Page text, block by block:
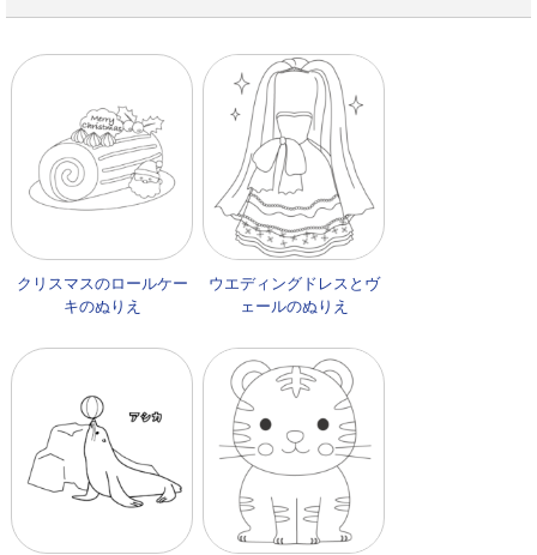
クリスマスのロールケー
キのぬりえ
ウエディングドレスとヴ
ェールのぬりえ